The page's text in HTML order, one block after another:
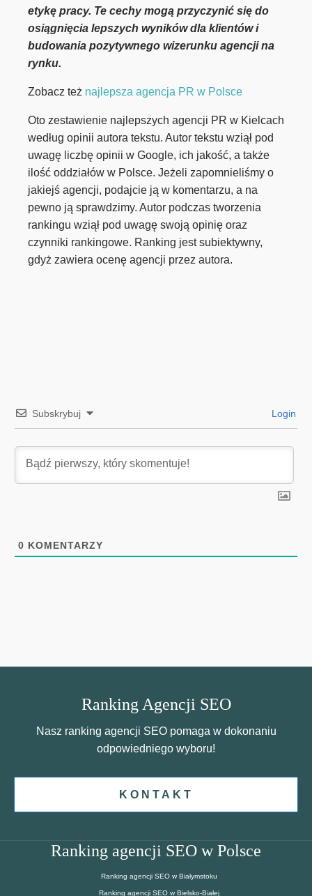
etykę pracy. Te cechy mogą przyczynić się do
osiągnięcia lepszych wyników dla klientów i
budowania pozytywnego wizerunku agencji na
rynku.
Zobacz też najlepsza agencja PR w Polsce
Oto zestawienie najlepszych agencji PR w Kielcach
według opinii autora tekstu. Autor tekstu wziął pod
uwagę liczbę opinii w Google, ich jakość, a także
ilość oddziałów w Polsce. Jeżeli zapomnieliśmy o
jakiejś agencji, podajcie ją w komentarzu, a na
pewno ją sprawdzimy. Autor podczas tworzenia
rankingu wziął pod uwagę swoją opinię oraz
czynniki rankingowe. Ranking jest subiektywny,
gdyż zawiera ocenę agencji przez autora.
Subskrybuj Login
0 KOMENTARZY
Ranking Agencji SEO
Nasz ranking agencji SEO pomaga w dokonaniu
odpowiedniego wyboru!
KONTAKT
Ranking agencji SEO w Polsce
Ranking agencji SEO w Białymstoku
Ranking agencji SEO w Bielsko-Białej